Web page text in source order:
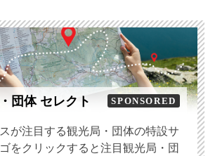
団体 セレクト SPONSORED
が注目する観光局・団体の特設サ
をクリックすると注目観光局・団